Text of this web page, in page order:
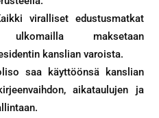
viralliset edustusmatkat
maksetaan
kanslian varoista.
saa käyttöönsä kanslian
aikataulujen ja